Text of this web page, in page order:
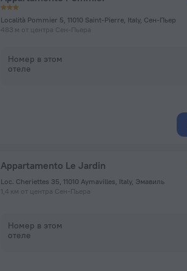
Località Pommier 5, 11010 Saint-Pierre, Italy, Сен-Пьер
483 м от центра Сен-Пьера
Номер в этом
отеле
Appartamento Le Jardin
Loc. Cheriettes 35, 11010 Aymavilles, Italy, Эмавиль
1,4 км от центра Сен-Пьера
Номер в этом
отеле